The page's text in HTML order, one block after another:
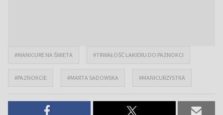
#MANICURE NA ŚWIETA #TRWAŁOŚĆ LAKIERU DO PAZNOKCI
#PAZNOKCIE #MARTA SADOWSKA #MANICURZYSTKA